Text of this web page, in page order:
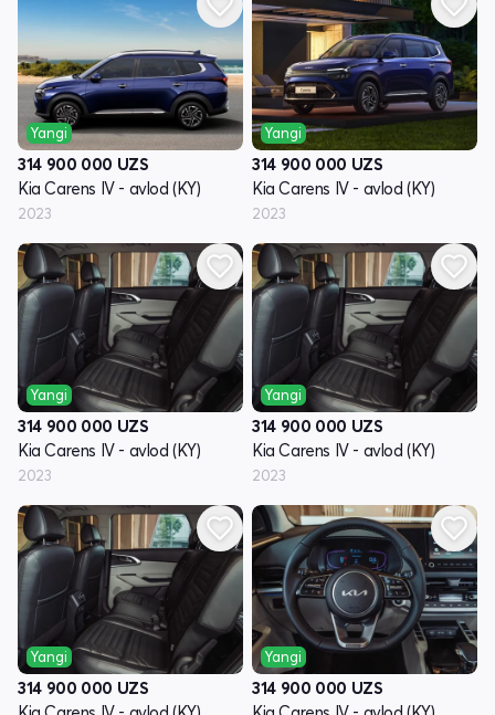
Yangi
314 900 000 UZS
Kia Carens IV - avlod (KY)
2023
Yangi
314 900 000 UZS
Kia Carens IV - avlod (KY)
2023
Yangi
314 900 000 UZS
Kia Carens IV - avlod (KY)
2023
Yangi
314 900 000 UZS
Kia Carens IV - avlod (KY)
2023
Yangi
314 900 000 UZS
Yangi
314 900 000 UZS